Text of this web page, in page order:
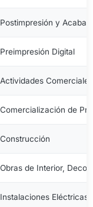
y
Digital
Comerciales
de
de Interior,
Eléctricas